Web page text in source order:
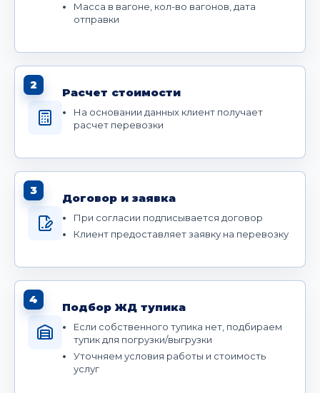
Масса в вагоне, кол-во вагонов, дата
отправки
2
Расчет стоимости
На основании данных клиент получает
расчет перевозки
3
Договор и заявка
При согласии подписывается договор
Клиент предоставляет заявку на перевозку
4
Подбор ЖД тупика
Если собственного тупика нет, подбираем
тупик для погрузки/выгрузки
Уточняем условия работы и стоимость
услуг